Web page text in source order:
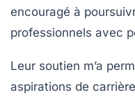
encouragé à
professionnels avec
Leur soutien m’a
aspirations de